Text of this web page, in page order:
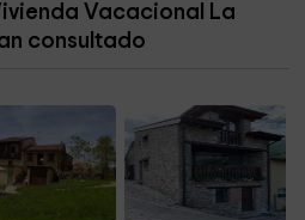
7,9 km
Vacacional La
consultado